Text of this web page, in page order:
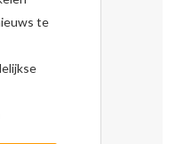
te